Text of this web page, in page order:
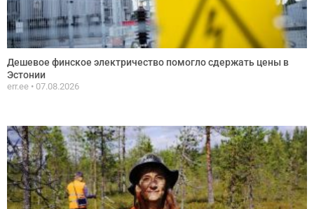
Дешевое финское электричество помогло сдержать цены в
Эстонии
err.ee 07.08.2026